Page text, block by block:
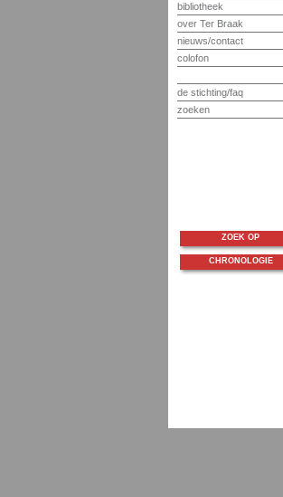
bibliotheek
over Ter Braak
nieuws/contact
colofon
de stichting/faq
zoeken
ZOEK OP
CHRONOLOGIE